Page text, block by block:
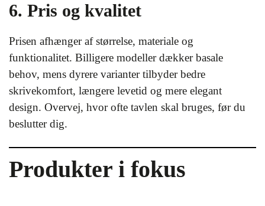
6. Pris og kvalitet
Prisen afhænger af størrelse, materiale og
funktionalitet. Billigere modeller dækker basale
behov, mens dyrere varianter tilbyder bedre
skrivekomfort, længere levetid og mere elegant
design. Overvej, hvor ofte tavlen skal bruges, før du
beslutter dig.
Produkter i fokus